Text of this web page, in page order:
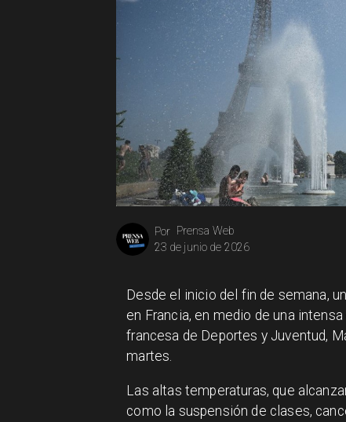
Prensa Web
Por
23 de junio de 2026
Desde el inicio del fin de semana,
en Francia, en medio de una
francesa de Deportes y Juventud,
martes.
Las altas temperaturas, que
como la suspensión de clases,